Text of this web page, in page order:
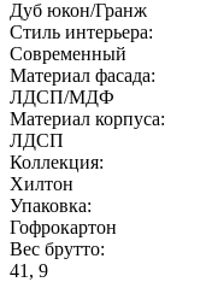
Дуб юкон/Гранж
Стиль интерьера:
Современный
Материал фасада:
ЛДСП/МДФ
Материал корпуса:
ЛДСП
Коллекция:
Хилтон
Упаковка:
Гофрокартон
Вес брутто:
41, 9